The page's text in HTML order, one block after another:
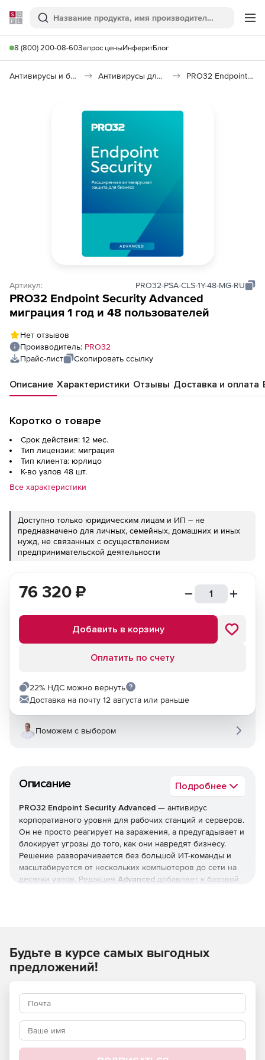
Softline
Поиск
8 (800) 200-08-60Запрос ценыИнферитБлог
Антивирусы и безопасность Антивирусы для организаций PRO32 Endpoint Security Advanced
Артикул: PRO32-PSA-CLS-1Y-48-MG-RU
PRO32 Endpoint Security Advanced
миграция 1 год и 48 пользователей
Нет отзывов
Производитель: PRO32
Прайс-лист
Скопировать ссылку
Описание Характеристики Отзывы Доставка и оплата
Коротко о товаре
Срок действия: 12 мес.
Тип лицензии: миграция
Тип клиента: юрлицо
К-во узлов 48 шт.
Все характеристики
Доступно только юридическим лицам и ИП – не
предназначено для личных, семейных, домашних и иных
нужд, не связанных с осуществлением
предпринимательской деятельности
Описание Подробнее
PRO32 Endpoint Security Advanced — антивирус
корпоративного уровня для рабочих станций и серверов.
Он не просто реагирует на заражения, а предугадывает и
блокирует угрозы до того, как они навредят бизнесу.
Решение разворачивается без большой ИТ-команды и
масштабируется от нескольких компьютеров до сети на
десятки узлов. Редакция Advanced добавляет к базовой
Как устроена защита
В основе — многоуровневая модель: антивирус,
вымогателей, фильтрация почты и интернет-трафика.
Отмеченные наградами технологии упреждающего
обнаружения дополняются поведенческим
(эвристическим) анализом, который выявляет
неизвестные вредоносные программы и эксплойты
76 320 ₽
Добавить в корзину
Оплатить по счету
22% НДС можно вернуть
Доставка на почту 12 августа или раньше
Поможем с выбором
Будьте в курсе самых выгодных
предложений!